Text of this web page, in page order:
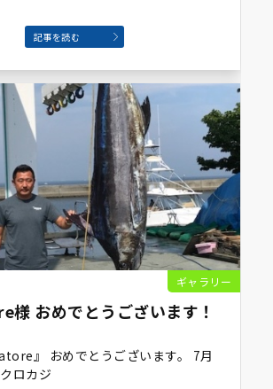
記事を読む
ギャラリー
様 おめでとうございます！
』 おめでとうございます。 7月
ロカジ